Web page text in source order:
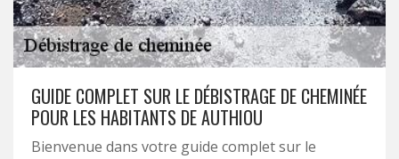
GUIDE COMPLET SUR LE DÉBISTRAGE DE CHEMINÉE
POUR LES HABITANTS DE AUTHIOU
Bienvenue dans votre guide complet sur le